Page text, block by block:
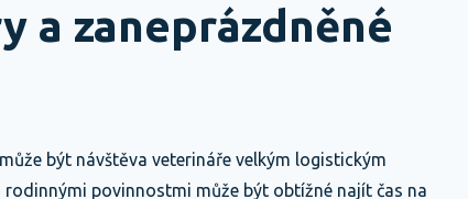
a zaneprázdněné
být návštěva veterináře velkým logistickým
povinnostmi může být obtížné najít čas na